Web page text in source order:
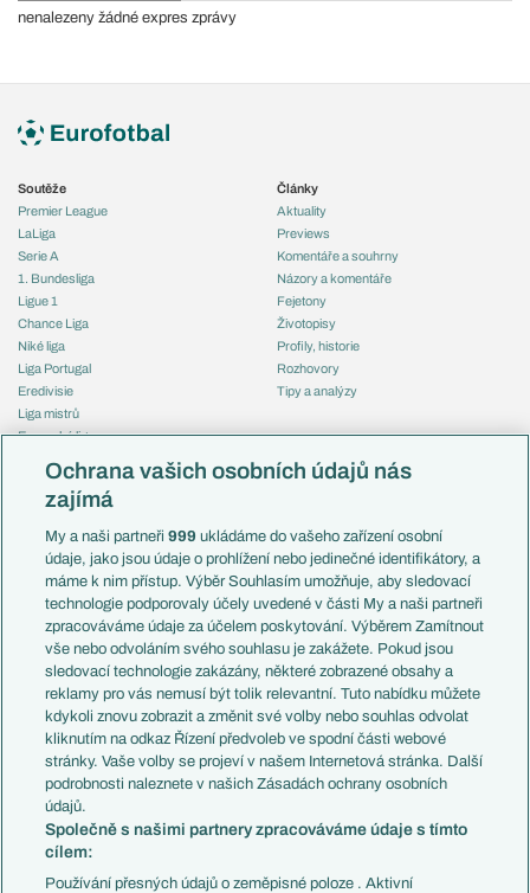
nenalezeny žádné expres zprávy
Soutěže
Premier League
LaLiga
Serie A
1. Bundesliga
Ligue 1
Chance Liga
Niké liga
Liga Portugal
Eredivisie
Liga mistrů
Evropská liga
Mistrovství světa
Liga národů
Témata
Představení týmů MS
EuroSkauting
PL v kostce
Evropské koeficienty
Přestupy
Přestupové spekulace
Zranění
Kluby
Arsenal FC
Chelsea FC
Manchester United
AC Milán
Juventus FC
Články
Aktuality
Previews
Komentáře a souhrny
Názory a komentáře
Fejetony
Životopisy
Profily, historie
Rozhovory
Tipy a analýzy
Česko
Francie
Itálie
Německo
Španělsko
Argentina
Brazílie
Přestupy
Zápasy
Livescore
Tipovací soutěž
Ochrana vašich osobních údajů nás
zajímá
My a naši partneři999 ukládáme do vašeho zařízení osobní
údaje, jako jsou údaje o prohlížení nebo jedinečné identifikátory, a
máme k nim přístup. Výběr Souhlasím umožňuje, aby sledovací
technologie podporovaly účely uvedené v části My a naši partneři
zpracováváme údaje za účelem poskytování. Výběrem Zamítnout
vše nebo odvoláním svého souhlasu je zakážete. Pokud jsou
sledovací technologie zakázány, některé zobrazené obsahy a
reklamy pro vás nemusí být tolik relevantní. Tuto nabídku můžete
kdykoli znovu zobrazit a změnit své volby nebo souhlas odvolat
kliknutím na odkaz Řízení předvoleb ve spodní části webové
stránky. Vaše volby se projeví v našem Internetová stránka. Další
podrobnosti naleznete v našich Zásadách ochrany osobních
údajů.
Společně s našimi partnery zpracováváme údaje s tímto
cílem:
Používání přesných údajů o zeměpisné poloze . Aktivní